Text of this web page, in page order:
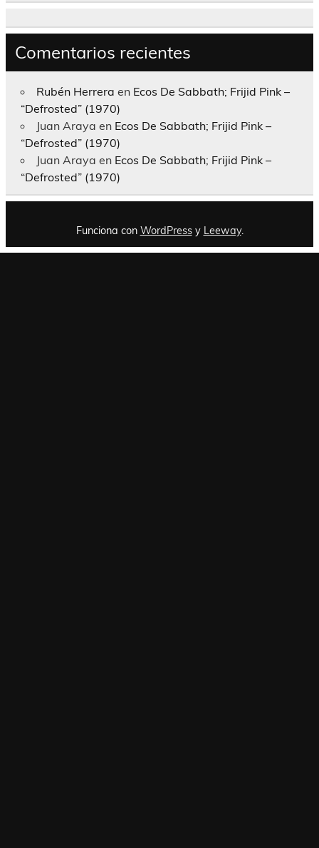
Comentarios recientes
Rubén Herrera en Ecos De Sabbath; Frijid Pink –
“Defrosted” (1970)
Juan Araya en Ecos De Sabbath; Frijid Pink –
“Defrosted” (1970)
Juan Araya en Ecos De Sabbath; Frijid Pink –
“Defrosted” (1970)
Funciona con WordPressy Leeway.